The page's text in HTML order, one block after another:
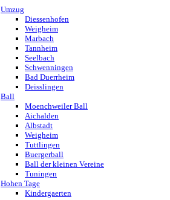
Umzug
Diessenhofen
Weigheim
Marbach
Tannheim
Seelbach
Schwenningen
Bad Duerrheim
Deisslingen
Ball
Moenchweiler Ball
Aichalden
Albstadt
Weigheim
Tuttlingen
Buergerball
Ball der kleinen Vereine
Tuningen
Hohen Tage
Kindergaerten